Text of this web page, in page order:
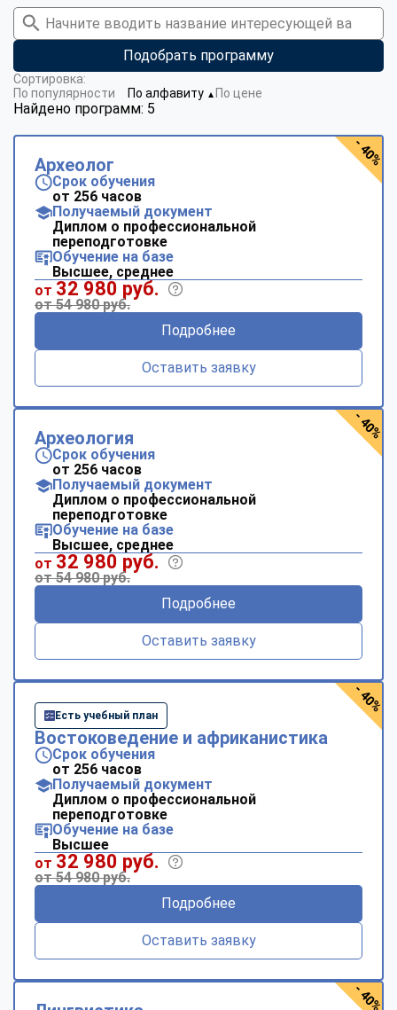
Подобрать программу
Найдено программ: 5
Сортировка:
По популярности
По алфавиту ▼ По цене
Археолог
Срок обучения
от 256 часов
Получаемый документ
Диплом о профессиональной
переподготовке
Обучение на базе
Высшее, среднее
от 32 980 руб.
от 54 980 руб.
Подробнее
Оставить заявку
- 40%
Археология
Срок обучения
от 256 часов
Получаемый документ
Диплом о профессиональной
переподготовке
Обучение на базе
Высшее, среднее
от 32 980 руб.
от 54 980 руб.
Подробнее
Оставить заявку
- 40%
Есть учебный план
Востоковедение и африканистика
Срок обучения
от 256 часов
Получаемый документ
Диплом о профессиональной
переподготовке
Обучение на базе
Высшее
от 32 980 руб.
от 54 980 руб.
Подробнее
Оставить заявку
- 40%
- 40%